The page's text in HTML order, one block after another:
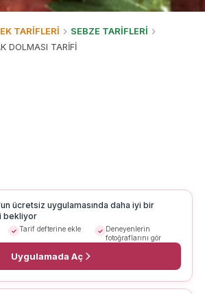
TARİFLERİ
SEBZE TARİFLERİ
DOLMASI TARİFİ
ücretsiz uygulamasında daha iyi bir
bekliyor
Tarif defterine ekle
Deneyenlerin
fotoğraflarını gör
Uygulamada Aç